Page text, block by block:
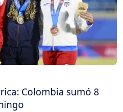
Colombia sumó 8